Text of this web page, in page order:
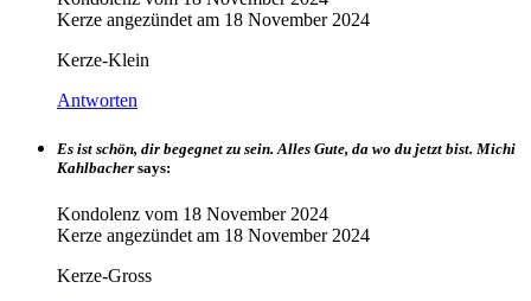
Kerze angezündet am 18 November 2024
Kerze-Klein
Antworten
Es ist schön, dir begegnet zu sein. Alles Gute, da wo du jetzt bist. Michi
Kahlbacher says:
Kondolenz vom 18 November 2024
Kerze angezündet am 18 November 2024
Kerze-Gross